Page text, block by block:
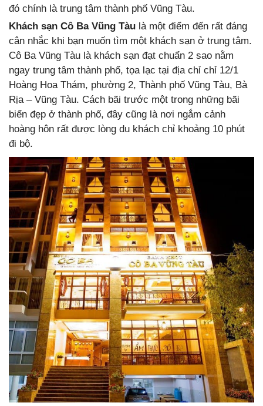
đó chính là trung tâm thành phố Vũng Tàu.
Khách sạn Cô Ba Vũng Tàu là một điểm đến rất đáng
cân nhắc khi bạn muốn tìm một khách sạn ở trung tâm.
Cô Ba Vũng Tàu là khách sạn đạt chuẩn 2 sao nằm
ngay trung tâm thành phố, tọa lạc tại địa chỉ chỉ 12/1
Hoàng Hoa Thám, phường 2, Thành phố Vũng Tàu, Bà
Rịa – Vũng Tàu. Cách bãi trước một trong những bãi
biển đẹp ở thành phố, đây cũng là nơi ngắm cảnh
hoàng hôn rất được lòng du khách chỉ khoảng 10 phút
đi bộ.